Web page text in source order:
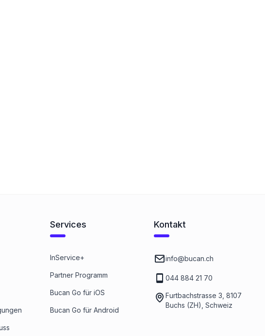
Services
InService+
Partner Programm
Bucan Go für iOS
Bucan Go für Android
Kontakt
info@bucan.ch
044 884 21 70
Furtbachstrasse 3, 8107
Buchs (ZH), Schweiz